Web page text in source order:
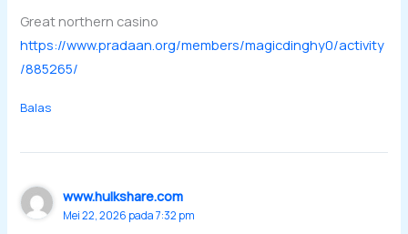
Great northern casino
https://www.pradaan.org/members/magicdinghy0/activity
/885265/
Balas
www.hulkshare.com
Mei 22, 2026 pada 7:32 pm